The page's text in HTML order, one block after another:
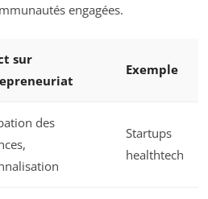
engagées.
sur
Exemple
des
Startups
healthtech